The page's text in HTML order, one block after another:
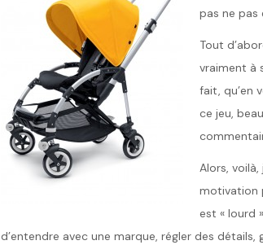
pas ne pas
Tout
vraiment à
fait, qu’en
ce jeu,
Alors,
motivation
est « lourd
d’entendre avec une marque, régler des